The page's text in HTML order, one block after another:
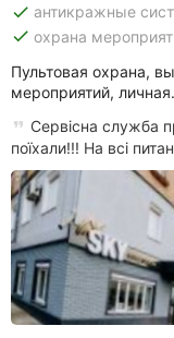
done антикражные
done охрана
Пультовая охрана,
мероприятий, личная.
Сервісна служба
поїхали!!! На всі